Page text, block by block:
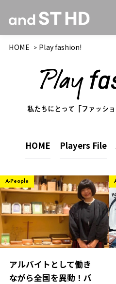
HOME Play fashion!
私たちにとって「ファッシ
HOME Players File
アルバイトとして働き
ながら全国を異動！パ
A-People